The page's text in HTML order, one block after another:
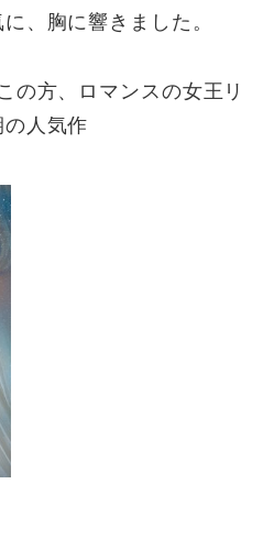
、胸に響きました。
の方、ロマンスの女王リ
人気作